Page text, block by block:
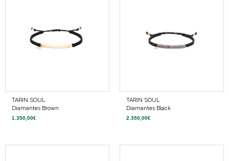
TARIN SOUL
Diamantes Brown
1.350,00€
TARIN SOUL
Diamantes Black
2.350,00€